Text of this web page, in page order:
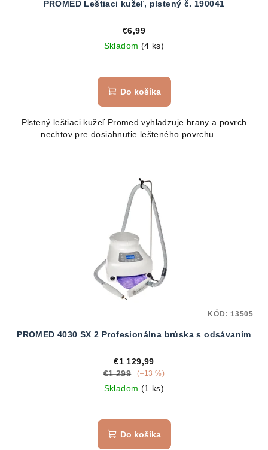
PROMED Leštiaci kužeľ, plstený č. 190041
€6,99
Skladom (4 ks)
Do košíka
Plstený leštiaci kužeľ Promed vyhladzuje hrany a povrch
nechtov pre dosiahnutie lešteného povrchu.
PROMED 4030 SX 2 Profesionálna brúska s odsávaním
€1 129,99
€1 299
(–13 %)
Skladom (1 ks)
Do košíka
KÓD: 13505